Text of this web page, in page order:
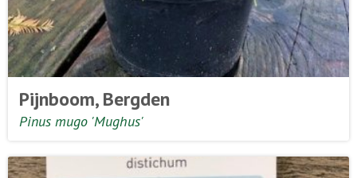
Pijnboom, Bergden
Pinus mugo 'Mughus'